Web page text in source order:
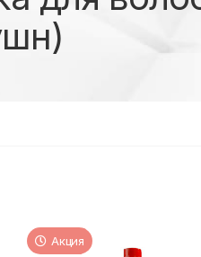
Акция